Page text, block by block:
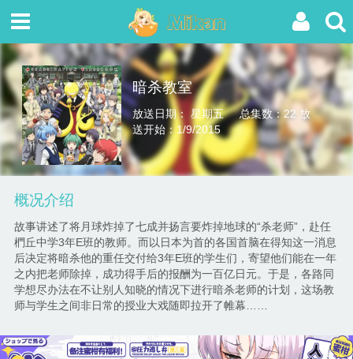
暗杀教室
放送日期： 星期五 总集数：22 放
送开始：1/9/2015
概况介绍
故事讲述了将月球炸掉了七成并扬言要炸掉地球的“杀老师”，赴任
椚丘中学3年E班的教师。而以日本为首的各国首脑在得知这一消息
后决定将暗杀他的重任交付给3年E班的学生们，寄望他们能在一年
之内把老师除掉，成功得手后的报酬为一百亿日元。于是，各路同
学想尽办法在不让别人知晓的情况下进行暗杀老师的计划，这场教
师与学生之间非日常的授业大戏随即拉开了帷幕……